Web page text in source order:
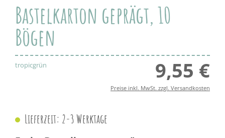
Bastelkarton geprägt, 10
Bögen
tropicgrün 9,55 €
Preise inkl. MwSt. zzgl. Versandkosten
Lieferzeit: 2-3 Werktage